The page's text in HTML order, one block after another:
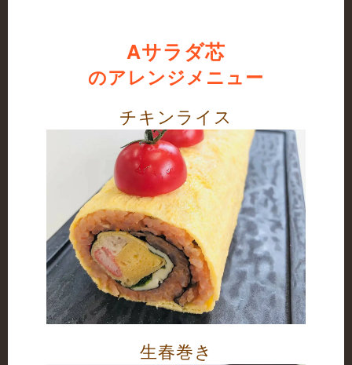
Aサラダ芯
のアレンジメニュー
チキンライス
生春巻き